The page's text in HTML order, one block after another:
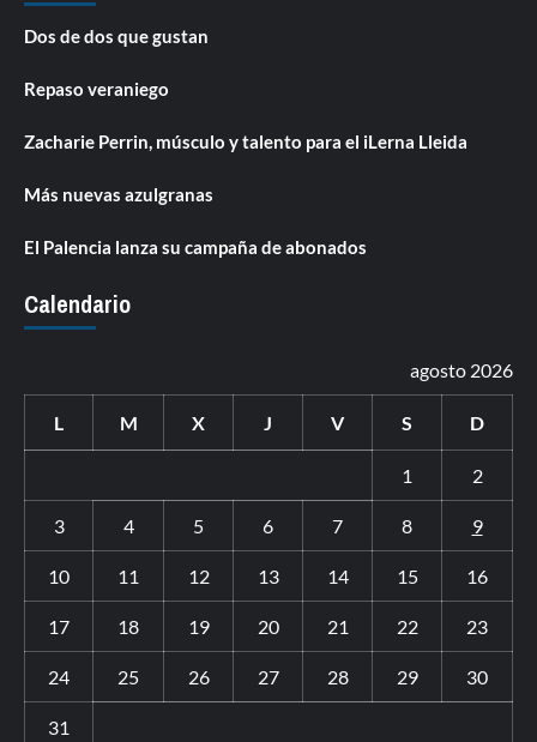
Dos de dos que gustan
Repaso veraniego
Zacharie Perrin, músculo y talento para el iLerna Lleida
Más nuevas azulgranas
El Palencia lanza su campaña de abonados
Calendario
agosto 2026
L M X J V S D
1 2
3 4 5 6 7 8 9
10 11 12 13 14 15 16
17 18 19 20 21 22 23
24 25 26 27 28 29 30
31